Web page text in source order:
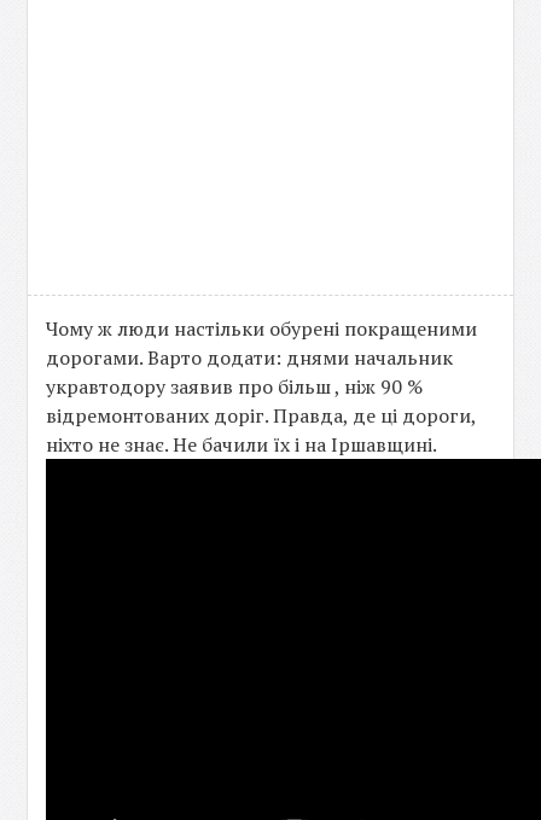
Чому ж люди настільки обурені покращеними
дорогами. Варто додати: днями начальник
укравтодору заявив про більш , ніж 90 %
відремонтованих доріг. Правда, де ці дороги,
ніхто не знає. Не бачили їх і на Іршавщині.